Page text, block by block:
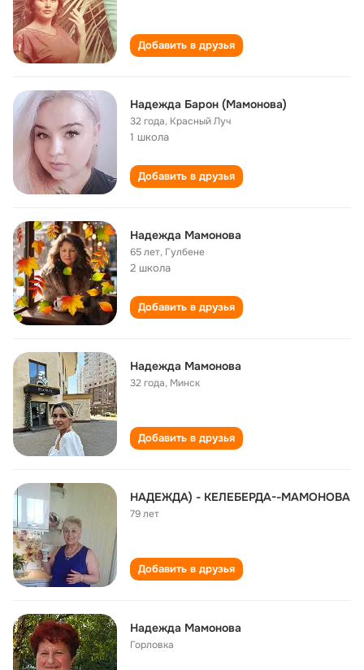
Добавить в друзья
Надежда Барон (Мамонова)
32 года, Красный Луч
1 школа
Добавить в друзья
Надежда Мамонова
65 лет, Гулбене
2 школа
Добавить в друзья
Надежда Мамонова
32 года, Минск
Добавить в друзья
НАДЕЖДА) - КЕЛЕБЕРДА--МАМОНОВА
79 лет
Добавить в друзья
Надежда Мамонова
Горловка